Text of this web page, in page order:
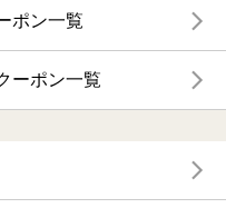
ポン一覧
ーポン一覧